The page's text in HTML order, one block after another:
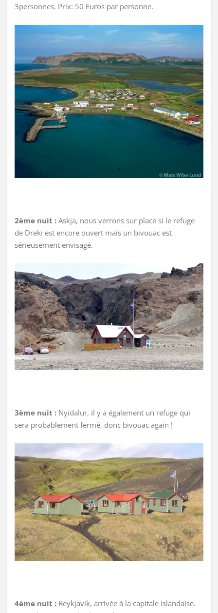
3personnes. Prix: 50 Euros par personne.
2ème nuit : Askja, nous verrons sur place si le refuge
de Dreki est encore ouvert mais un bivouac est
sérieusement envisagé.
3ème nuit : Nyidalur, il y a également un refuge qui
sera probablement fermé, donc bivouac again !
4ème nuit : Reykjavik, arrivée à la capitale Islandaise.